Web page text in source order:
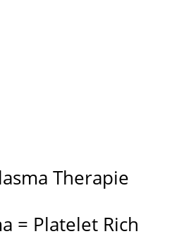
Therapie
= Platelet Rich